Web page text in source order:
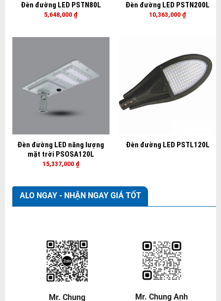
Đèn đường LED PSTN80L
5,648,000 ₫
Đèn đường LED PSTN200L
10,363,000 ₫
Đèn đường LED năng lượng
mặt trời PSOSA120L
15,337,000 ₫
Đèn đường LED PSTL120L
ALO NGAY - NHẬN NGAY GIÁ TỐT
Mr. Chung Mr. Chung Anh